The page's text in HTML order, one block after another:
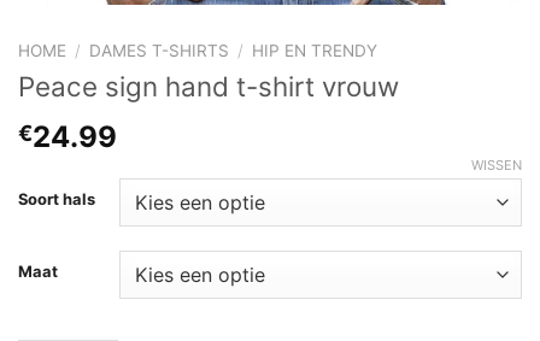
HOME / DAMES T-SHIRTS / HIP EN TRENDY
Peace sign hand t-shirt vrouw
€24.99
Soort hals
Maat
WISSEN